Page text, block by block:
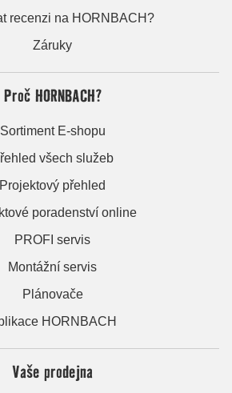
recenzi na HORNBACH?
Záruky
Proč HORNBACH?
Sortiment E-shopu
všech služeb
Projektový přehled
poradenství online
PROFI servis
Montážní servis
Plánovače
HORNBACH
Vaše prodejna